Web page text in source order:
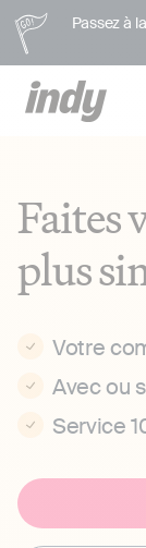
Passez à
Faites
plus
Votre
Avec ou
Service